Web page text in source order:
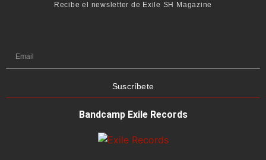
Recibe el newsletter de Exile SH Magazine
Suscríbete
Bandcamp Exile Records